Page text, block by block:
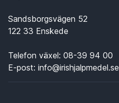
Sandsborgsvägen 52
122 33 Enskede
Telefon växel: 08-39 94 00
E-post: info@irishjalpmedel.se